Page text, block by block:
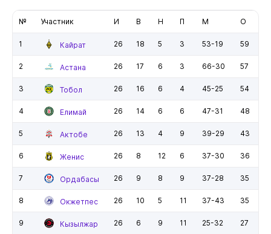
№ Участник И В Н П М О
1 Кайрат 26 18 5 3 53-19 59
2 Астана 26 17 6 3 66-30 57
3 Тобол 26 16 6 4 45-25 54
4 Елимай 26 14 6 6 47-31 48
5 Актобе 26 13 4 9 39-29 43
6 Женис 26 8 12 6 37-30 36
7 Ордабасы 26 9 8 9 37-28 35
8 Окжетпес 26 10 5 11 37-43 35
9 Кызылжар 26 6 9 11 25-32 27